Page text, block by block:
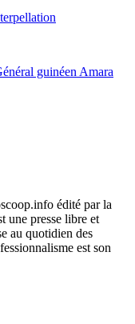
guinéen Amara
édité par la
une presse libre et
au quotidien des
est son